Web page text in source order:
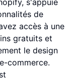
s'appuie
de
accès à une
gratuits et
le design
commerce.